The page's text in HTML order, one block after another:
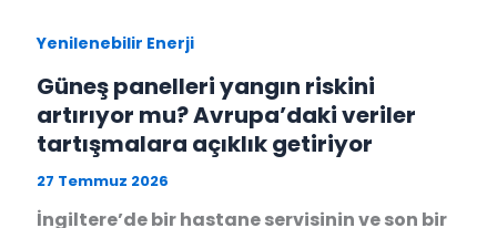
Yenilenebilir Enerji
Güneş panelleri yangın riskini
artırıyor mu? Avrupa’daki veriler
tartışmalara açıklık getiriyor
27 Temmuz 2026
İngiltere’de bir hastane servisinin ve son bir